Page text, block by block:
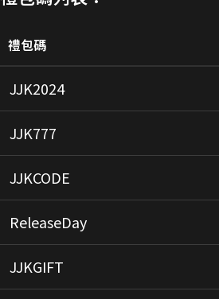
禮包碼
JJK2024
JJK777
JJKCODE
ReleaseDay
JJKGIFT